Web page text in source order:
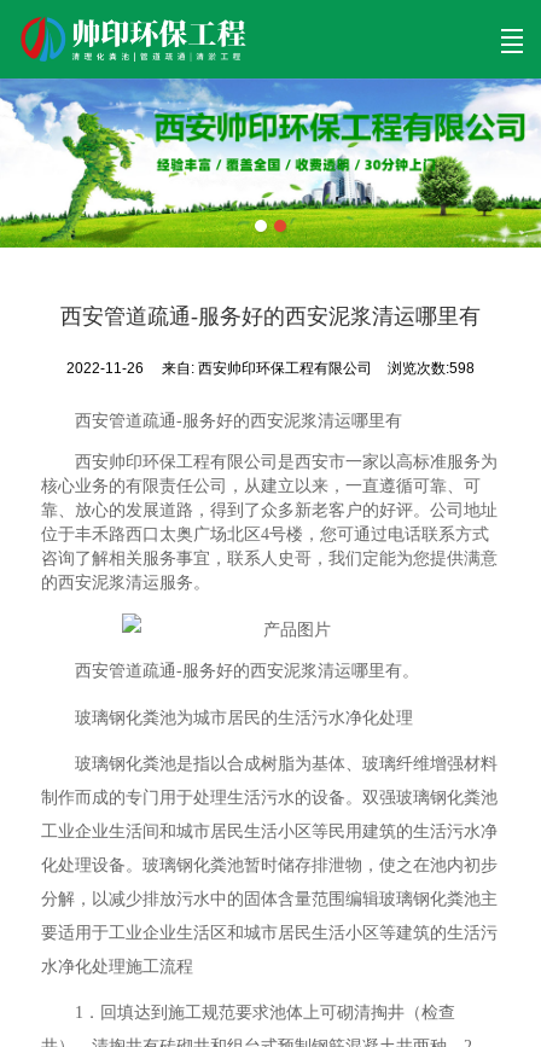
首页 清理工程 清淤工程 污泥工程 清淤检测
西安管道疏通-服务好的西安泥浆清运哪里有
2022-11-26 来自:西安帅印环保工程有限公司 浏览次数:598
西安管道疏通-服务好的西安泥浆清运哪里有
西安帅印环保工程有限公司是西安市一家以高标准服务为
核心业务的有限责任公司，从建立以来，一直遵循可靠、可
靠、放心的发展道路，得到了众多新老客户的好评。公司地址
位于丰禾路西口太奥广场北区4号楼，您可通过电话联系方式
咨询了解相关服务事宜，联系人史哥，我们定能为您提供满意
的西安泥浆清运服务。
西安管道疏通-服务好的西安泥浆清运哪里有。
玻璃钢化粪池为城市居民的生活污水净化处理
玻璃钢化粪池是指以合成树脂为基体、玻璃纤维增强材料
制作而成的专门用于处理生活污水的设备。双强玻璃钢化粪池
工业企业生活间和城市居民生活小区等民用建筑的生活污水净
化处理设备。玻璃钢化粪池暂时储存排泄物，使之在池内初步
分解，以减少排放污水中的固体含量范围编辑玻璃钢化粪池主
要适用于工业企业生活区和城市居民生活小区等建筑的生活污
水净化处理施工流程
1．回填达到施工规范要求池体上可砌清掏井（检查